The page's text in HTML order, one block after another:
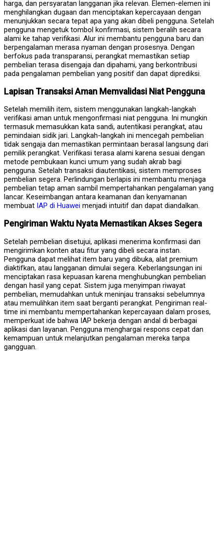
harga, dan persyaratan langganan jika relevan. Elemen-elemen ini
menghilangkan dugaan dan menciptakan kepercayaan dengan
menunjukkan secara tepat apa yang akan dibeli pengguna. Setelah
pengguna mengetuk tombol konfirmasi, sistem beralih secara
alami ke tahap verifikasi. Alur ini membantu pengguna baru dan
berpengalaman merasa nyaman dengan prosesnya. Dengan
berfokus pada transparansi, perangkat memastikan setiap
pembelian terasa disengaja dan dipahami, yang berkontribusi
pada pengalaman pembelian yang positif dan dapat diprediksi.
Lapisan Transaksi Aman Memvalidasi Niat Pengguna
Setelah memilih item, sistem menggunakan langkah-langkah
verifikasi aman untuk mengonfirmasi niat pengguna. Ini mungkin
termasuk memasukkan kata sandi, autentikasi perangkat, atau
pemindaian sidik jari. Langkah-langkah ini mencegah pembelian
tidak sengaja dan memastikan permintaan berasal langsung dari
pemilik perangkat. Verifikasi terasa alami karena sesuai dengan
metode pembukaan kunci umum yang sudah akrab bagi
pengguna. Setelah transaksi diautentikasi, sistem memproses
pembelian segera. Perlindungan berlapis ini membantu menjaga
pembelian tetap aman sambil mempertahankan pengalaman yang
lancar. Keseimbangan antara keamanan dan kenyamanan
membuat IAP di Huawei menjadi intuitif dan dapat diandalkan.
Pengiriman Waktu Nyata Memastikan Akses Segera
Setelah pembelian disetujui, aplikasi menerima konfirmasi dan
mengirimkan konten atau fitur yang dibeli secara instan.
Pengguna dapat melihat item baru yang dibuka, alat premium
diaktifkan, atau langganan dimulai segera. Keberlangsungan ini
menciptakan rasa kepuasan karena menghubungkan pembelian
dengan hasil yang cepat. Sistem juga menyimpan riwayat
pembelian, memudahkan untuk meninjau transaksi sebelumnya
atau memulihkan item saat berganti perangkat. Pengiriman real-
time ini membantu mempertahankan kepercayaan dalam proses,
memperkuat ide bahwa IAP bekerja dengan andal di berbagai
aplikasi dan layanan. Pengguna menghargai respons cepat dan
kemampuan untuk melanjutkan pengalaman mereka tanpa
gangguan.